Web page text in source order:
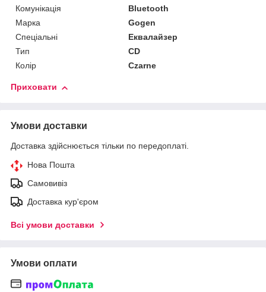
Комунікація
Bluetooth
Марка
Gogen
Спеціальні
Еквалайзер
Тип
CD
Колір
Czarne
Приховати
Умови доставки
Доставка здійснюється тільки по передоплаті.
Нова Пошта
Самовивіз
Доставка кур'єром
Всі умови доставки
Умови оплати